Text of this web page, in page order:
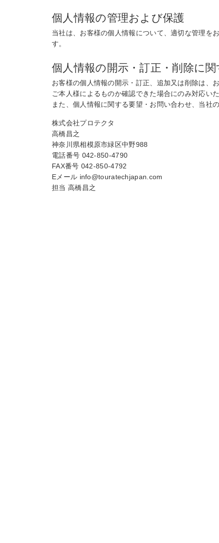
個人情報の管理および保護
当社は、お客様の個人情報について、適切な管理を
す。
個人情報の開示・訂正・削除に
お客様の個人情報の開示・訂正、追加又は削除は、
ご本人様によるものか確認できた場合にのみ対応い
また、個人情報に関する要望・お問い合わせ、当社
株式会社プロテクタ
高橋昌之
神奈川県相模原市緑区中野988
電話番号 042-850-4790
FAX番号 042-850-4792
Eメール info@touratechjapan.com
担当 高橋昌之